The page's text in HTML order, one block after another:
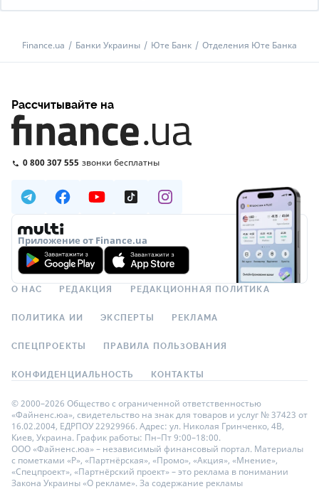
Finance.ua Банки Украины Юте Банк Отделения Юте Банка
Рассчитывайте на
0 800 307 555 звонки бесплатны
Приложение от Finance.ua
О НАС РЕДАКЦИЯ РЕДАКЦИОННАЯ ПОЛИТИКА
ПОЛИТИКА ИИ ЭКСПЕРТЫ РЕКЛАМА
СПЕЦПРОЕКТЫ ПРАВИЛА ПОЛЬЗОВАНИЯ
КОНФИДЕНЦИАЛЬНОСТЬ КОНТАКТЫ
© 2000–2026 Общество с ограниченной ответственностью
«Файненс.юа», свидетельство на знак для товаров и услуг № 37423 от
16.02.2004, ЕДРПОУ 22929966. Адрес: ул. Николая Гринченко, 4В,
Киев, Украина. График работы: Пн–Пт 9:00–18:00.
ООО «Файненс.юа» – независимый финансовый портал. Материалы
с пометками «Р», «Партнёрская», «Промо», «Акция», «Мнение»,
«Спецпроект», «Партнёрский проект» – это реклама в понимании
Закона Украины «О рекламе». За содержание рекламы